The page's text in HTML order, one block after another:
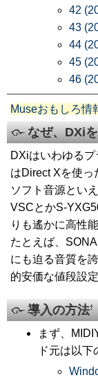
42
43
44
45
46
Museおもしろ情
なぜ、DXi
DXiはいわゆる
はDirect Xを使っ
ソフト音源とい
VSCとかS-
りも遙かに高性
たとえば、
にも迫る音質を
的安価な値段設
導入の方法†
まず、
ド元は以下